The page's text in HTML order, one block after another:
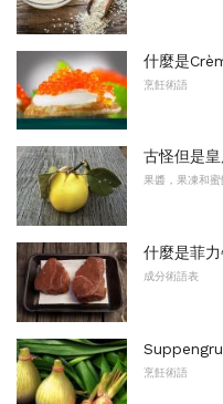
什麼是
烹飪術語
古怪但是
果醬，果凍和蜜
什麼是菲力
成分術語表
烹飪術語